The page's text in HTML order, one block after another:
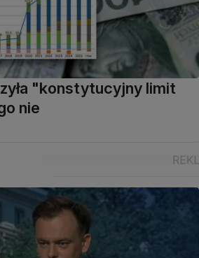
"konstytucyjny limit
nie